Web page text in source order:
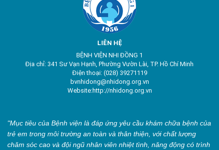
LIÊN HỆ
BỆNH VIỆN NHI ĐỒNG 1
Địa chỉ: 341 Sư Vạn Hạnh, Phường Vườn Lài, TP. Hồ Chí Minh
Điện thoại: (028) 39271119
bvnhidong@nhidong.org.vn
Website:http://nhidong.org.vn
"Mục tiêu của Bệnh viện là đáp ứng yêu cầu khám chữa bệnh của
trẻ em trong môi trường an toàn và thân thiện, với chất lượng
chăm sóc cao và đội ngũ nhân viên nhiệt tình, năng động có trình